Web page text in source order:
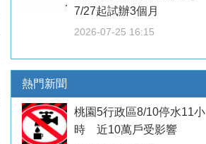
7/27起試辦3個月
2026-07-25 16:15
熱門新聞
桃園5行政區8/10停水11小
時 近10萬戶受影響